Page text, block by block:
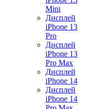
Mini
Дисплей
iPhone 13
Pro
Дисплей
iPhone 13
Pro Max
Дисплей
iPhone 14
Дисплей
iPhone 14